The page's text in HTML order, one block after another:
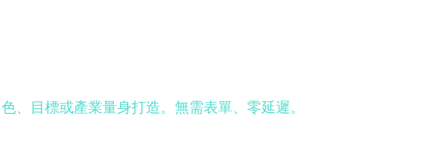
目標或產業量身打造。無需表單、零延遲。